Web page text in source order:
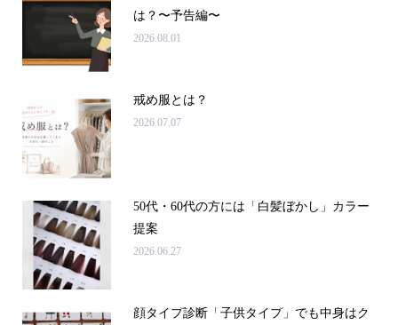
は？〜予告編〜
2026.08.01
戒め服とは？
2026.07.07
50代・60代の方には「白髪ぼかし」カラー
提案
2026.06.27
顔タイプ診断「子供タイプ」でも中身はク